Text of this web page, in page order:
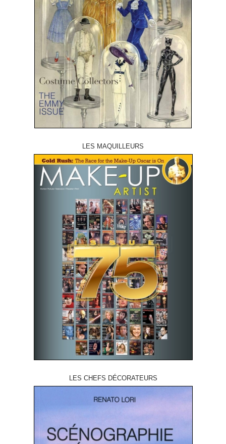
LES MAQUILLEURS
LES CHEFS DÉCORATEURS